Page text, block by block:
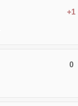
+1
0